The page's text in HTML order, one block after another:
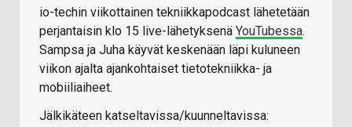
io-techin viikottainen tekniikkapodcast lähetetään
perjantaisin klo 15 live-lähetyksenä YouTubessa.
Sampsa ja Juha käyvät keskenään läpi kuluneen
viikon ajalta ajankohtaiset tietotekniikka- ja
mobiiliaiheet.
Jälkikäteen katseltavissa/kuunneltavissa: